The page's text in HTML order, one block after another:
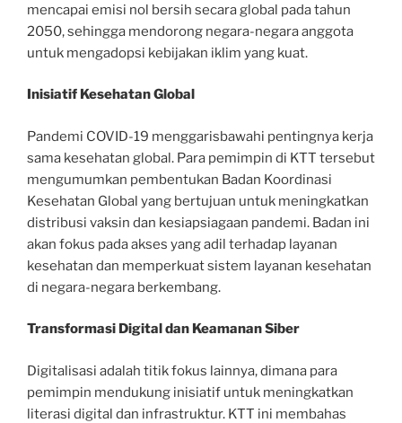
mencapai emisi nol bersih secara global pada tahun
2050, sehingga mendorong negara-negara anggota
untuk mengadopsi kebijakan iklim yang kuat.
Inisiatif Kesehatan Global
Pandemi COVID-19 menggarisbawahi pentingnya kerja
sama kesehatan global. Para pemimpin di KTT tersebut
mengumumkan pembentukan Badan Koordinasi
Kesehatan Global yang bertujuan untuk meningkatkan
distribusi vaksin dan kesiapsiagaan pandemi. Badan ini
akan fokus pada akses yang adil terhadap layanan
kesehatan dan memperkuat sistem layanan kesehatan
di negara-negara berkembang.
Transformasi Digital dan Keamanan Siber
Digitalisasi adalah titik fokus lainnya, dimana para
pemimpin mendukung inisiatif untuk meningkatkan
literasi digital dan infrastruktur. KTT ini membahas